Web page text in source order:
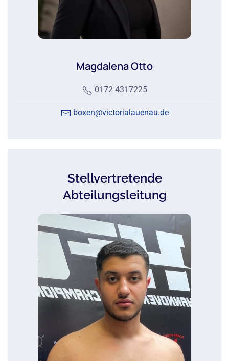
Magdalena Otto
0172 4317225
boxen@victorialauenau.de
Stellvertretende
Abteilungsleitung